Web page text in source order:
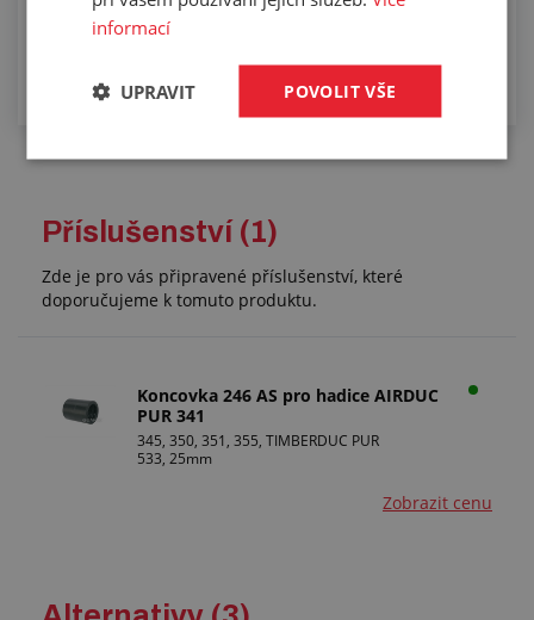
Příslušenství (1)
Zde je pro vás připravené příslušenství, které
doporučujeme k tomuto produktu.
Koncovka 246 AS pro hadice AIRDUC
PUR 341
345, 350, 351, 355, TIMBERDUC PUR
533, 25mm
Zobrazit cenu
informací
POVOLIT VŠE
UPRAVIT